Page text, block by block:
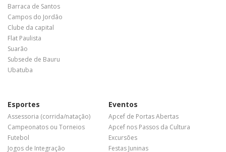
Barraca de Santos
Campos do Jordão
Clube da capital
Flat Paulista
Suarão
Subsede de Bauru
Ubatuba
Esportes
Assessoria (corrida/natação)
Campeonatos ou Torneios
Futebol
Jogos de Integração
Eventos
Apcef de Portas Abertas
Apcef nos Passos da Cultura
Excursões
Festas Juninas